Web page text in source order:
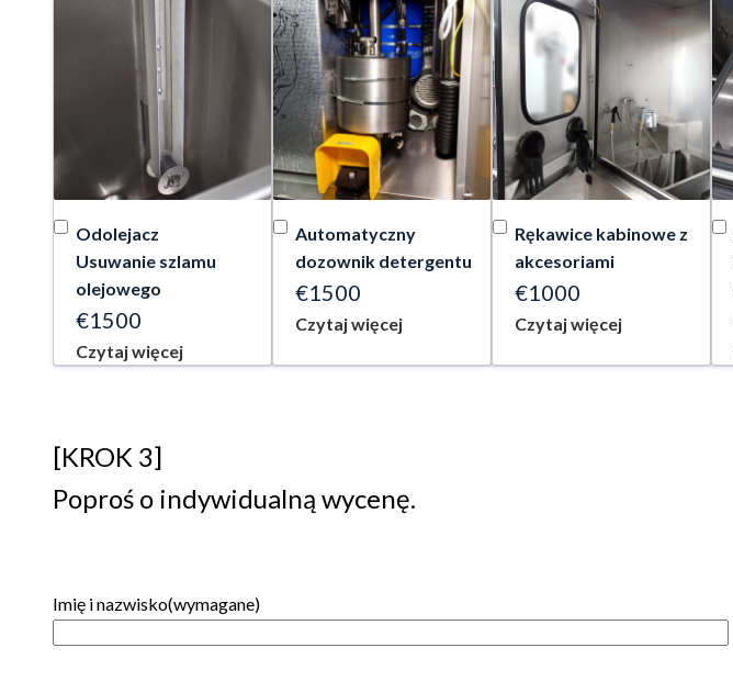
Odolejacz
Usuwanie szlamu
olejowego
€1500
Czytaj więcej
Automatyczny
dozownik detergentu
€1500
Czytaj więcej
Rękawice kabinowe z
akcesoriami
€1000
Czytaj więcej
[KROK 3]
Poproś o indywidualną wycenę.
Imię i nazwisko(wymagane)